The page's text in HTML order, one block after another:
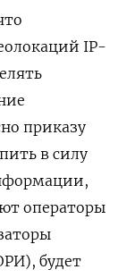
IP-
приказу
в силу
операторы
, будет